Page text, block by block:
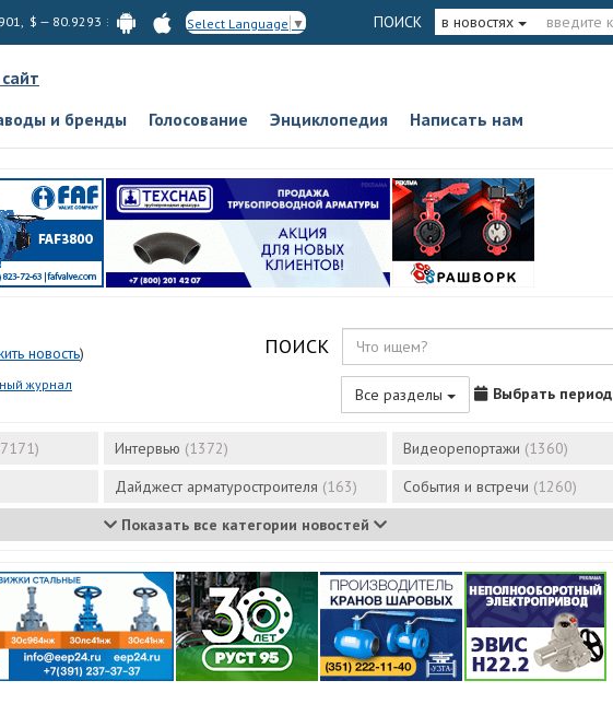
$ — 80.9293 Select Language ▼ ПОИСК в новостях
и бренды Голосование Энциклопедия Написать нам
новость)
журнал
ПОИСК
Все разделы Выбрать период
Интервью (1372) Видеорепортажи (1360)
Дайджест арматуростроителя (163) События и встречи (1260)
Показать все категории новостей